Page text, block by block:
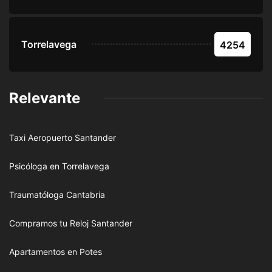
Torrelavega 4254
Relevante
Taxi Aeropuerto Santander
Psicóloga en Torrelavega
Traumatóloga Cantabria
Compramos tu Reloj Santander
Apartamentos en Potes